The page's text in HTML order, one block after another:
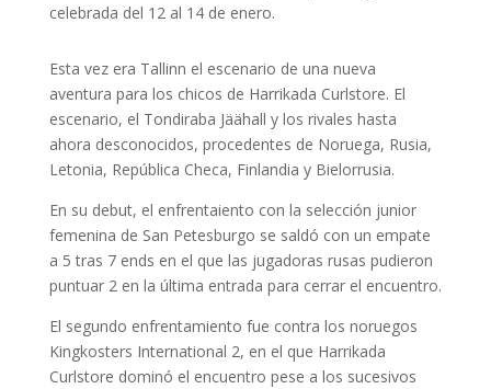
celebrada del 12 al 14 de enero.
Esta vez era Tallinn el escenario de una nueva
aventura para los chicos de Harrikada Curlstore. El
escenario, el Tondiraba Jäähall y los rivales hasta
ahora desconocidos, procedentes de Noruega, Rusia,
Letonia, República Checa, Finlandia y Bielorrusia.
En su debut, el enfrentaiento con la selección junior
femenina de San Petesburgo se saldó con un empate
a 5 tras 7 ends en el que las jugadoras rusas pudieron
puntuar 2 en la última entrada para cerrar el encuentro.
El segundo enfrentamiento fue contra los noruegos
Kingkosters International 2, en el que Harrikada
Curlstore dominó el encuentro pese a los sucesivos